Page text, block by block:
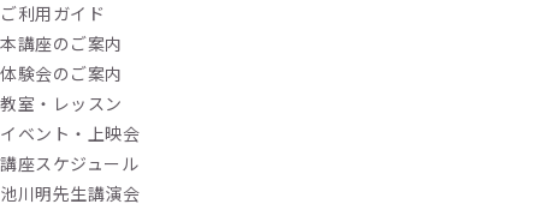
ご利用ガイド
本講座のご案内
体験会のご案内
教室・レッスン
イベント・上映会
講座スケジュール
池川明先生講演会